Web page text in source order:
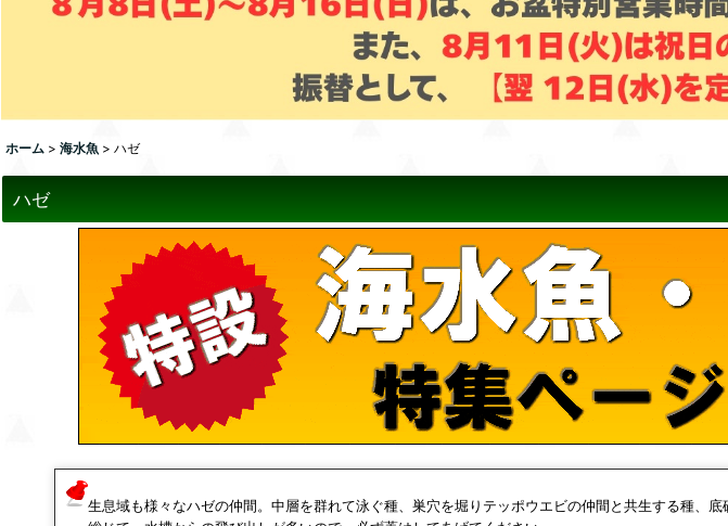
ホーム > 海水魚 > ハゼ
ハゼ
生息域も様々なハゼの仲間。中層を群れて泳ぐ種、巣穴を堀りテッポウエビの仲間と共生する種、底